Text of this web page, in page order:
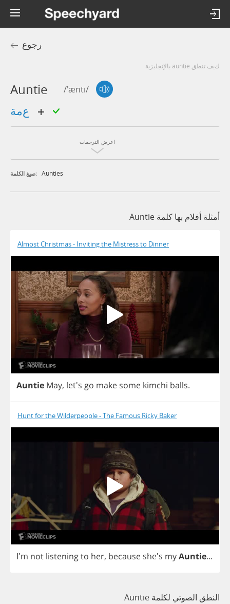
رجوع
كيف تنطق auntie بالإنجليزية
Auntie /'ænti/
اعرض الترجمات
صيغ الكلمة: Aunties
أمثلة أفلام بها كلمة Auntie
Almost Christmas - Inviting the Mistress to Dinner
Auntie May, let's go make some kimchi balls.
Hunt for the Wilderpeople - The Famous Ricky Baker
I'm not listeningto her, because she's myAuntie...
النطق الصوتي لكلمة Auntie